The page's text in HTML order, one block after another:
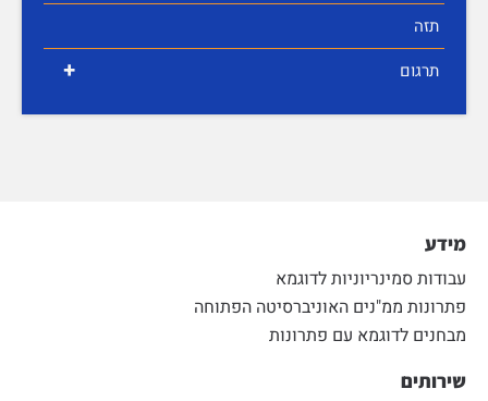
תזה
+ תרגום
מידע
עבודות סמינריוניות לדוגמא
פתרונות ממ"נים האוניברסיטה הפתוחה
מבחנים לדוגמא עם פתרונות
שירותים